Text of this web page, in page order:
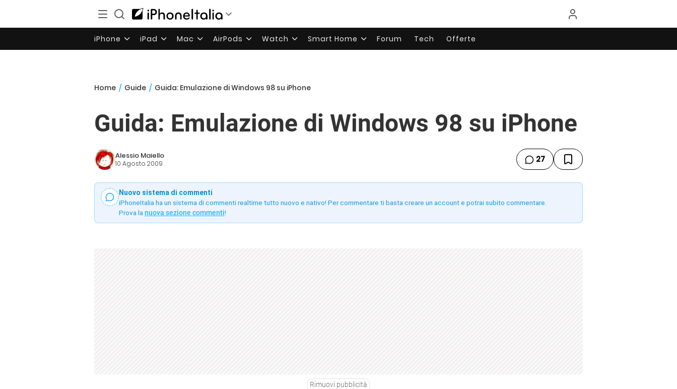
iPhone iPad Mac AirPods Watch Smart Home Forum Tech Offerte
Home / Guide / Guida: Emulazione di Windows 98 su iPhone
Guida: Emulazione di Windows 98 su iPhone
Alessio Maiello
10 Agosto 2009 27
Nuovo sistema di commenti
iPhoneItalia ha un sistema di commenti realtime tutto nuovo e nativo! Per commentare ti basta creare un account e potrai subito commentare.
Prova la nuova sezione commenti!
Rimuovi pubblicità